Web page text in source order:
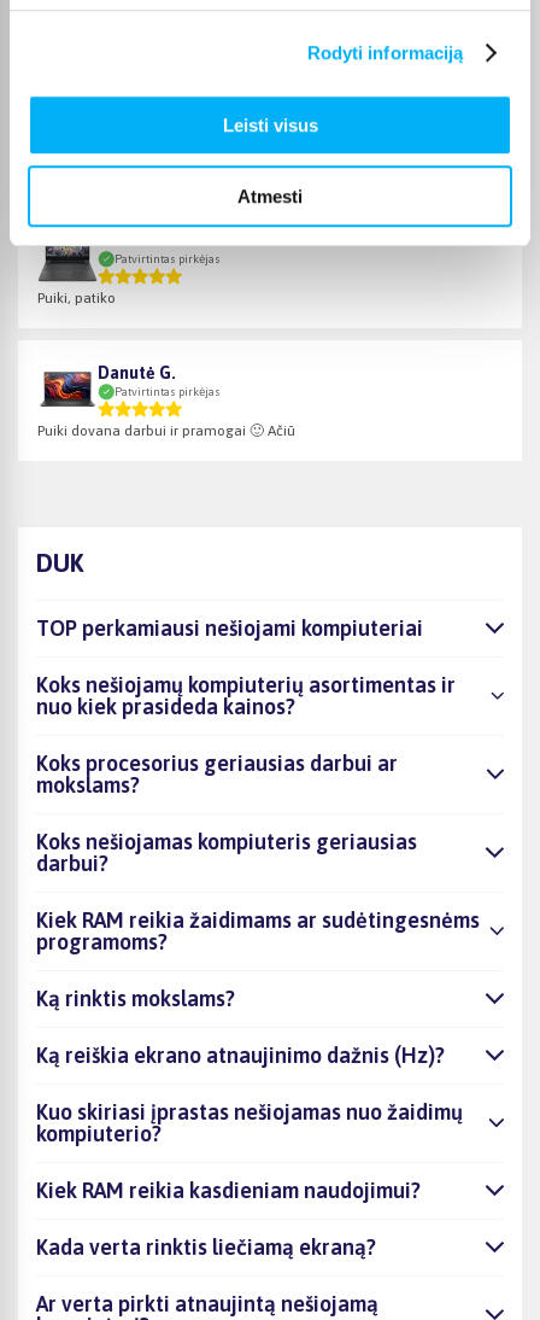
Rodyti informaciją
Leisti visus
Atmesti
Geras kompiuteris mokslams, kokybiškas korpusas ir ekranas
ir ger ...
Patvirtintas pirkėjas
Puiki, patiko
Danutė G.
Patvirtintas pirkėjas
Puiki dovana darbui ir pramogai 🙂 Ačiū
DUK
TOP perkamiausi nešiojami kompiuteriai
Koks nešiojamų kompiuterių asortimentas ir
nuo kiek prasideda kainos?
Koks procesorius geriausias darbui ar
mokslams?
Koks nešiojamas kompiuteris geriausias
darbui?
Kiek RAM reikia žaidimams ar sudėtingesnėms
programoms?
Ką rinktis mokslams?
Ką reiškia ekrano atnaujinimo dažnis (Hz)?
Kuo skiriasi įprastas nešiojamas nuo žaidimų
kompiuterio?
Kiek RAM reikia kasdieniam naudojimui?
Kada verta rinktis liečiamą ekraną?
Ar verta pirkti atnaujintą nešiojamą